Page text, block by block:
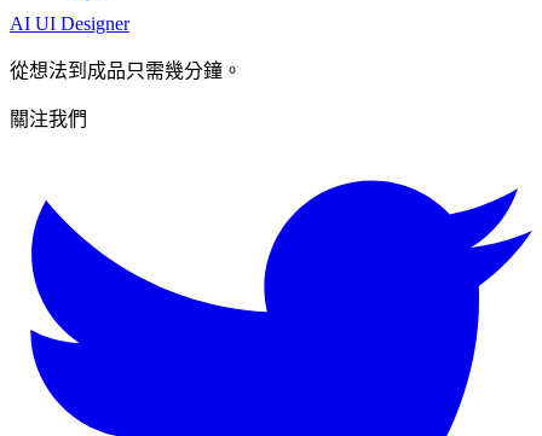
AI UI Designer
從想法到成品只需幾分鐘。
關注我們